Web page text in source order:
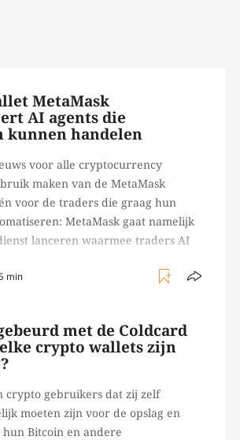
MetaMask
AI agents die
kunnen handelen
voor alle cryptocurrency
maken van de MetaMask
voor de traders die graag hun
MetaMask gaat namelijk
lanceren waarmee traders AI
het daadwerkelijk uitvoeren van
min
met de Coldcard
crypto wallets zijn
crypto gebruikers dat zij zelf
moeten zijn voor de opslag en
Bitcoin en andere